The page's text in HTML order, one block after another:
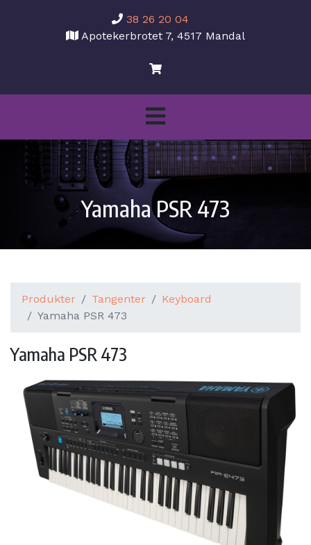
38 26 20 04
Apotekerbrotet 7, 4517 Mandal
Yamaha PSR 473
Produkter Tangenter
Keyboard
Yamaha PSR 473
Yamaha PSR 473